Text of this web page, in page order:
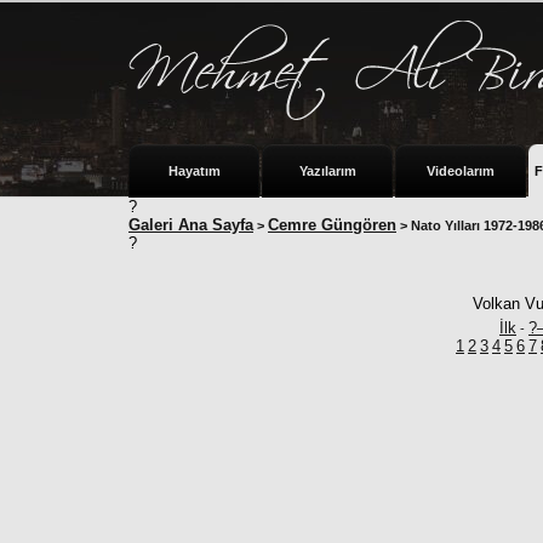
Hayatım Yazılarım Videolarım
?
Galeri Ana Sayfa > Cemre Güngören > Nato Yılları 1972-
?
Volkan
İlk -
1 2 3 4 5 6 7